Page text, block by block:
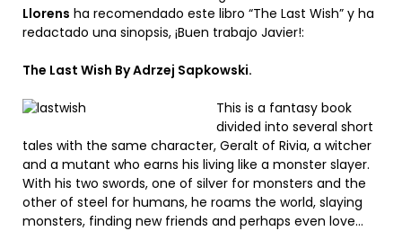
Llorens ha recomendado este libro “The Last Wish” y ha
redactado una sinopsis, ¡Buen trabajo Javier!:
The Last Wish By Adrzej Sapkowski.
This is a fantasy book
divided into several short
tales with the same character, Geralt of Rivia, a witcher
and a mutant who earns his living like a monster slayer.
With his two swords, one of silver for monsters and the
other of steel for humans, he roams the world, slaying
monsters, finding new friends and perhaps even love…